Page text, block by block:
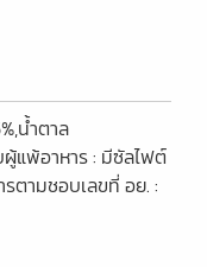
น้ำตาล
ผู้แพ้อาหาร : มีซัลไฟต์
ตามชอบเลขที่ อย. :